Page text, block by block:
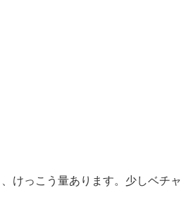
けっこう量あります。少しベチャ